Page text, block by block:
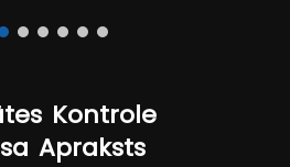
Kontrole
Apraksts